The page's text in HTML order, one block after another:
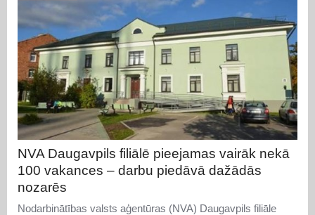
NVA Daugavpils filiālē pieejamas vairāk nekā
100 vakances – darbu piedāvā dažādās
nozarēs
Nodarbinātības valsts aģentūras (NVA) Daugavpils filiāle